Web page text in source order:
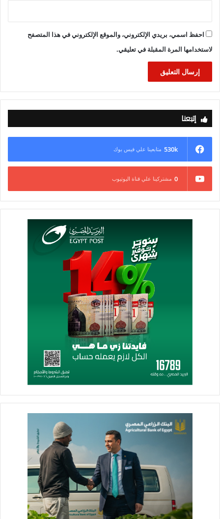
احفظ اسمي، بريدي الإلكتروني، والموقع الإلكتروني في هذا المتصفح
لاستخدامها المرة المقبلة في تعليقي.
إتبعنا
530k متابعينا علي فيس بوك
0 مشتركينا علي قناة اليوتيوب